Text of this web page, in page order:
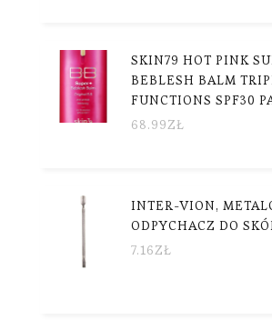
SKIN79 HOT PINK
BEBLESH BALM
FUNCTIONS SPF30
68.99ZŁ
INTER-VION,
ODPYCHACZ DO
7.16ZŁ